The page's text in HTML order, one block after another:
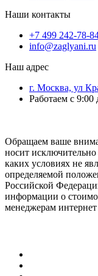
Наши контакты
+7 499 242-78-
info@zaglyani.ru
Наш адрес
г. Москва, ул
Работаем с 9:00
Обращаем ваше
носит
каких условиях не
определяемой
Российской
информации о
менеджерам